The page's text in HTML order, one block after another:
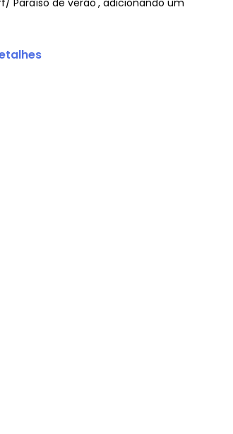
Verde
Paraíso de verão', adicionando um